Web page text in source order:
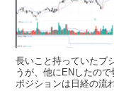
長いこと持っていたブ
うが、他にENしたの
ポジションは日経の流